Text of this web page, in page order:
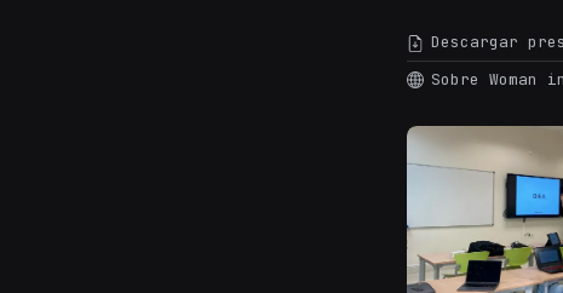
Descargar
Sobre Woman